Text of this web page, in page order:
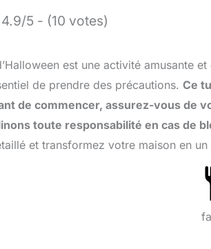
4.9/5 - (10 votes)
est une activité amusante
de prendre des précautions. Ce
de commencer, assurez-vous de
toute responsabilité en cas de
et transformez votre maison en